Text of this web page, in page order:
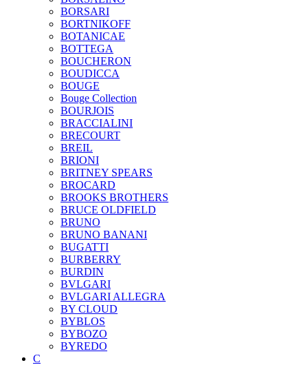
BORSARI
BORTNIKOFF
BOTANICAE
BOTTEGA
BOUCHERON
BOUDICCA
BOUGE
Bouge Collection
BOURJOIS
BRACCIALINI
BRECOURT
BREIL
BRIONI
BRITNEY SPEARS
BROCARD
BROOKS BROTHERS
BRUCE OLDFIELD
BRUNO
BRUNO BANANI
BUGATTI
BURBERRY
BURDIN
BVLGARI
BVLGARI ALLEGRA
BY CLOUD
BYBLOS
BYBOZO
BYREDO
C